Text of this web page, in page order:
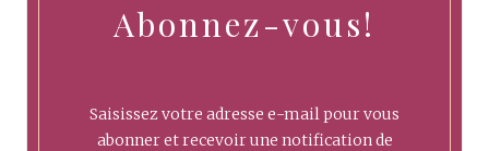
Abonnez-vous!
Saisissez votre adresse e-mail pour vous
abonner et recevoir une notification de